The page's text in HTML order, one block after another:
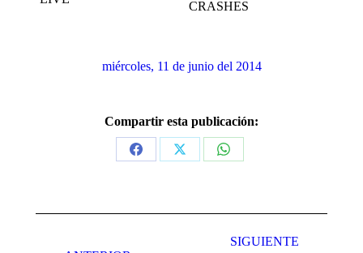
CRASHES
miércoles, 11 de junio del 2014
Compartir esta publicación:
Share
Share
Share
SIGUIENTE